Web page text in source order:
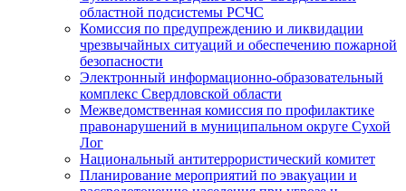
областной подсистемы РСЧС
Комиссия по предупреждению и ликвидации
чрезвычайных ситуаций и обеспечению пожарной
безопасности
Электронный информационно-образовательный
комплекс Cвердловской области
Межведомственная комиссия по профилактике
правонарушений в муниципальном округе Сухой
Лог
Национальный антитеррористический комитет
Планирование мероприятий по эвакуации и